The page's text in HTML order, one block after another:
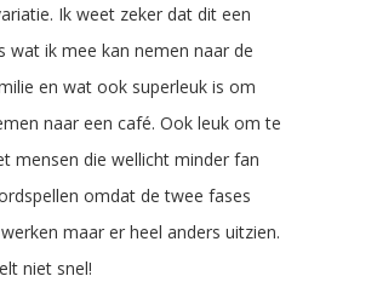
Ik weet zeker dat dit een
wat ik mee kan nemen naar de
en wat ook superleuk is om
naar een café. Ook leuk om te
mensen die wellicht minder fan
omdat de twee fases
maar er heel anders uitzien.
niet snel!